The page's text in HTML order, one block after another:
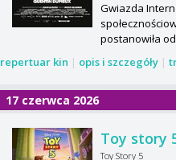
Gwiazda
postanowiła
repertuar kin | opis i szczegóły |
17 czerwca 2026
Toy story
Toy Story 5